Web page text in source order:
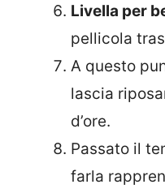
Livella per
pellicola
A questo
lascia
d’ore.
Passato il
farla